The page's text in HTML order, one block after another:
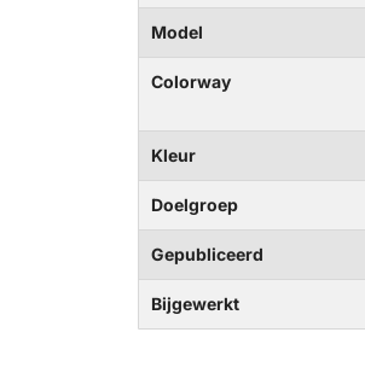
Model
Colorway
Kleur
Doelgroep
Gepubliceerd
Bijgewerkt